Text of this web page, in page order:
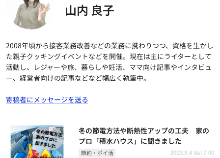
山内 良子
2008年頃から接客業務改善などの業務に携わりつつ、資格を生かし
た親子クッキングイベントなどを開催。現在は主にライターとして
活動し、レジャーや旅、暮らしや妊活、ママ向け記事やインタビュ
ー、経営者向けの記事などなど幅広く執筆中。
寄稿者にメッセージを送る
節約・ポイ活 2023.3.4 Sat 7:00
冬の節電方法や断熱性アップの工夫 家の
プロ「積水ハウス」に聞きました